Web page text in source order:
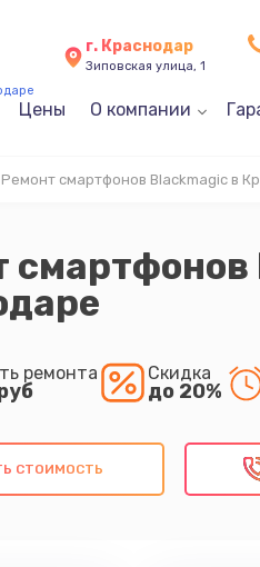
г. Краснодар
Зиповская улица, 1
Цены О компании
Ремонт смартфонов Blackmagic в
ремонта Скидка
до 20%
СТОИМОСТЬ